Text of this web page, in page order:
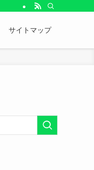
サイトマップ